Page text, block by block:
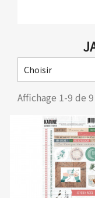
Choisir
Affichage 1-9 de